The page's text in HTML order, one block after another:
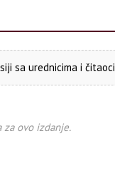
sa urednicima i
za ovo izdanje.